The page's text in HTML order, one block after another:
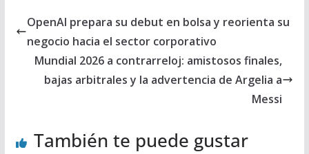
OpenAI prepara su debut en bolsa y reorienta su
negocio hacia el sector corporativo
Mundial 2026 a contrarreloj: amistosos finales,
bajas arbitrales y la advertencia de Argelia a
Messi
También te puede gustar